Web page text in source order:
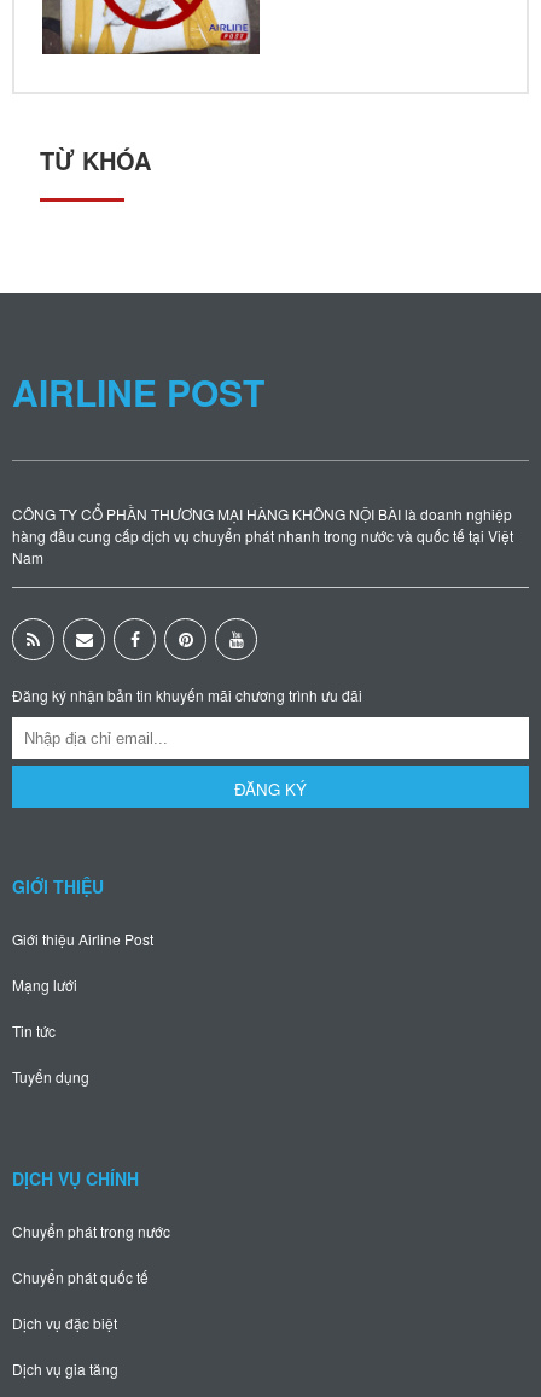
TỪ KHÓA
AIRLINE POST
CÔNG TY CỔ PHẦN THƯƠNG MẠI HÀNG KHÔNG NỘI BÀI là doanh nghiệp
hàng đầu cung cấp dịch vụ chuyển phát nhanh trong nước và quốc tế tại Việt
Nam
Đăng ký nhận bản tin khuyến mãi chương trình ưu đãi
ĐĂNG KÝ
GIỚI THIỆU
Giới thiệu Airline Post
Mạng lưới
Tin tức
Tuyển dụng
DỊCH VỤ CHÍNH
Chuyển phát trong nước
Chuyển phát quốc tế
Dịch vụ đặc biệt
Dịch vụ gia tăng